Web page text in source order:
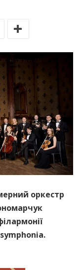
оркестр